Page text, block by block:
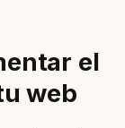
el
web